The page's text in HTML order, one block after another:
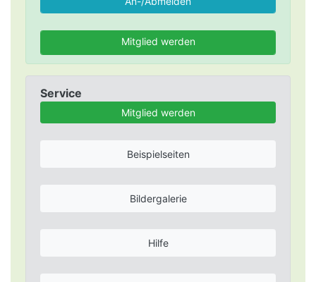
Mitglied werden
Service
Mitglied werden
Beispielseiten
Bildergalerie
Hilfe